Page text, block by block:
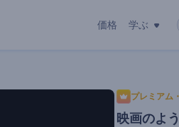
価格 学ぶ
プレミアム
映画のよ